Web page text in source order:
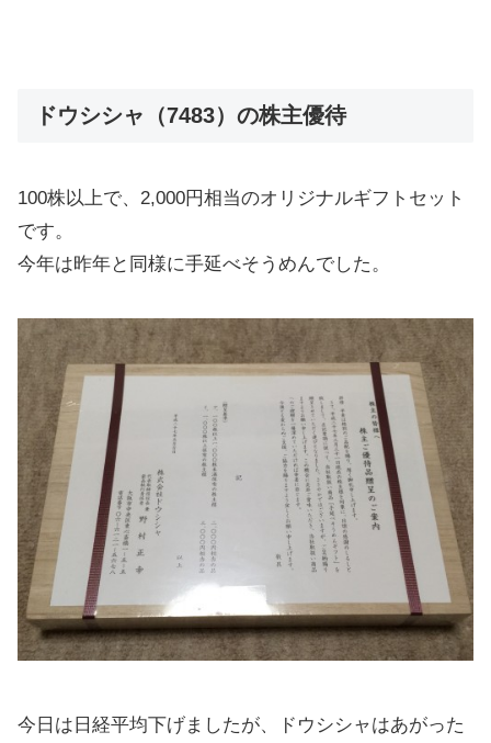
ドウシシャ（7483）の株主優待
100株以上で、2,000円相当のオリジナルギフトセット
です。
今年は昨年と同様に手延べそうめんでした。
今日は日経平均下げましたが、ドウシシャはあがった